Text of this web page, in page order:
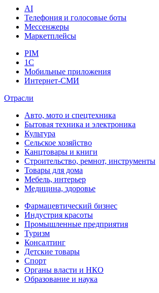
AI
Телефония и голосовые боты
Мессенжеры
Маркетплейсы
PIM
1C
Мобильные приложения
Интернет-СМИ
Отрасли
Авто, мото и спецтехника
Бытовая техника и электроника
Культура
Сельское хозяйство
Канцтовары и книги
Строительство, ремнот, инструменты
Товары для дома
Мебель, интерьер
Медицина, здоровье
Фармацевтический бизнес
Индустрия красоты
Промышленные предприятия
Туризм
Консалтинг
Детские товары
Спорт
Органы власти и НКО
Образование и наука